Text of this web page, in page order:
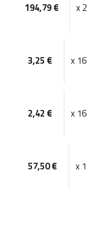
194,79 € x 2
3,25 € x 16
2,42 € x 16
57,50 € x 1